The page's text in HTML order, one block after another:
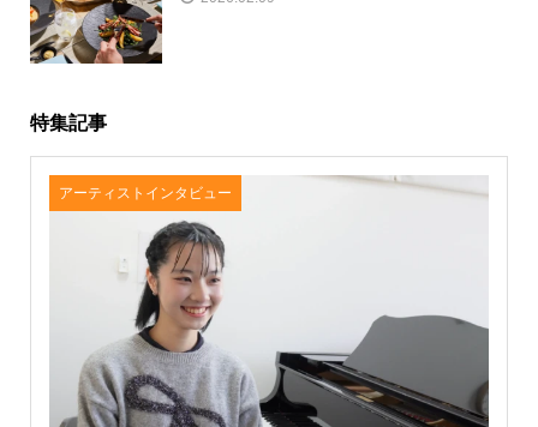
特集記事
アーティストインタビュー